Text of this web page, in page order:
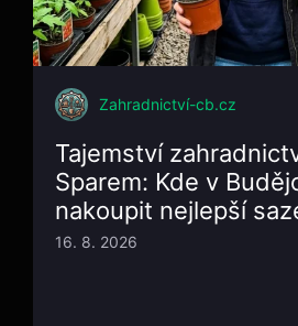
Zahradnictví-cb.cz
Tajemství
Sparem: Kde v
nakoupit nejlepší
16. 8. 2026